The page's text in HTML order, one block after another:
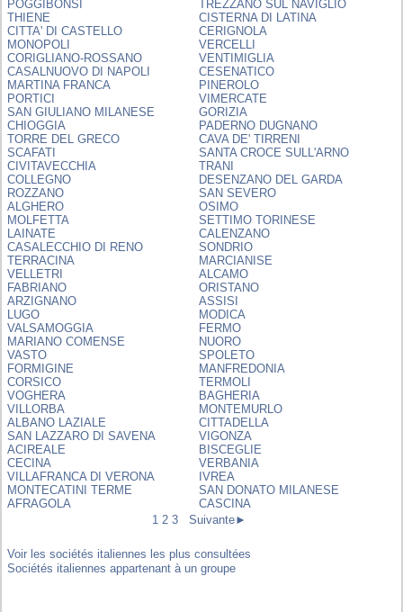
POGGIBONSI
TREZZANO SUL NAVIGLIO
THIENE
CISTERNA DI LATINA
CITTA' DI CASTELLO
CERIGNOLA
MONOPOLI
VERCELLI
CORIGLIANO-ROSSANO
VENTIMIGLIA
CASALNUOVO DI NAPOLI
CESENATICO
MARTINA FRANCA
PINEROLO
PORTICI
VIMERCATE
SAN GIULIANO MILANESE
GORIZIA
CHIOGGIA
PADERNO DUGNANO
TORRE DEL GRECO
CAVA DE' TIRRENI
SCAFATI
SANTA CROCE SULL'ARNO
CIVITAVECCHIA
TRANI
COLLEGNO
DESENZANO DEL GARDA
ROZZANO
SAN SEVERO
ALGHERO
OSIMO
MOLFETTA
SETTIMO TORINESE
LAINATE
CALENZANO
CASALECCHIO DI RENO
SONDRIO
TERRACINA
MARCIANISE
VELLETRI
ALCAMO
FABRIANO
ORISTANO
ARZIGNANO
ASSISI
LUGO
MODICA
VALSAMOGGIA
FERMO
MARIANO COMENSE
NUORO
VASTO
SPOLETO
FORMIGINE
MANFREDONIA
CORSICO
TERMOLI
VOGHERA
BAGHERIA
VILLORBA
MONTEMURLO
ALBANO LAZIALE
CITTADELLA
SAN LAZZARO DI SAVENA
VIGONZA
ACIREALE
BISCEGLIE
CECINA
VERBANIA
VILLAFRANCA DI VERONA
IVREA
MONTECATINI TERME
SAN DONATO MILANESE
AFRAGOLA
CASCINA
1 2 3 Suivante►
Voir les sociétés italiennes les plus consultées
Sociétés italiennes appartenant à un groupe